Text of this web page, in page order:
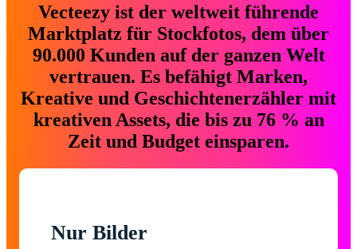
Vecteezy ist der weltweit führende
Marktplatz für Stockfotos, dem über
90.000 Kunden auf der ganzen Welt
vertrauen. Es befähigt Marken,
Kreative und Geschichtenerzähler mit
kreativen Assets, die bis zu 76 % an
Zeit und Budget einsparen.
Nur Bilder